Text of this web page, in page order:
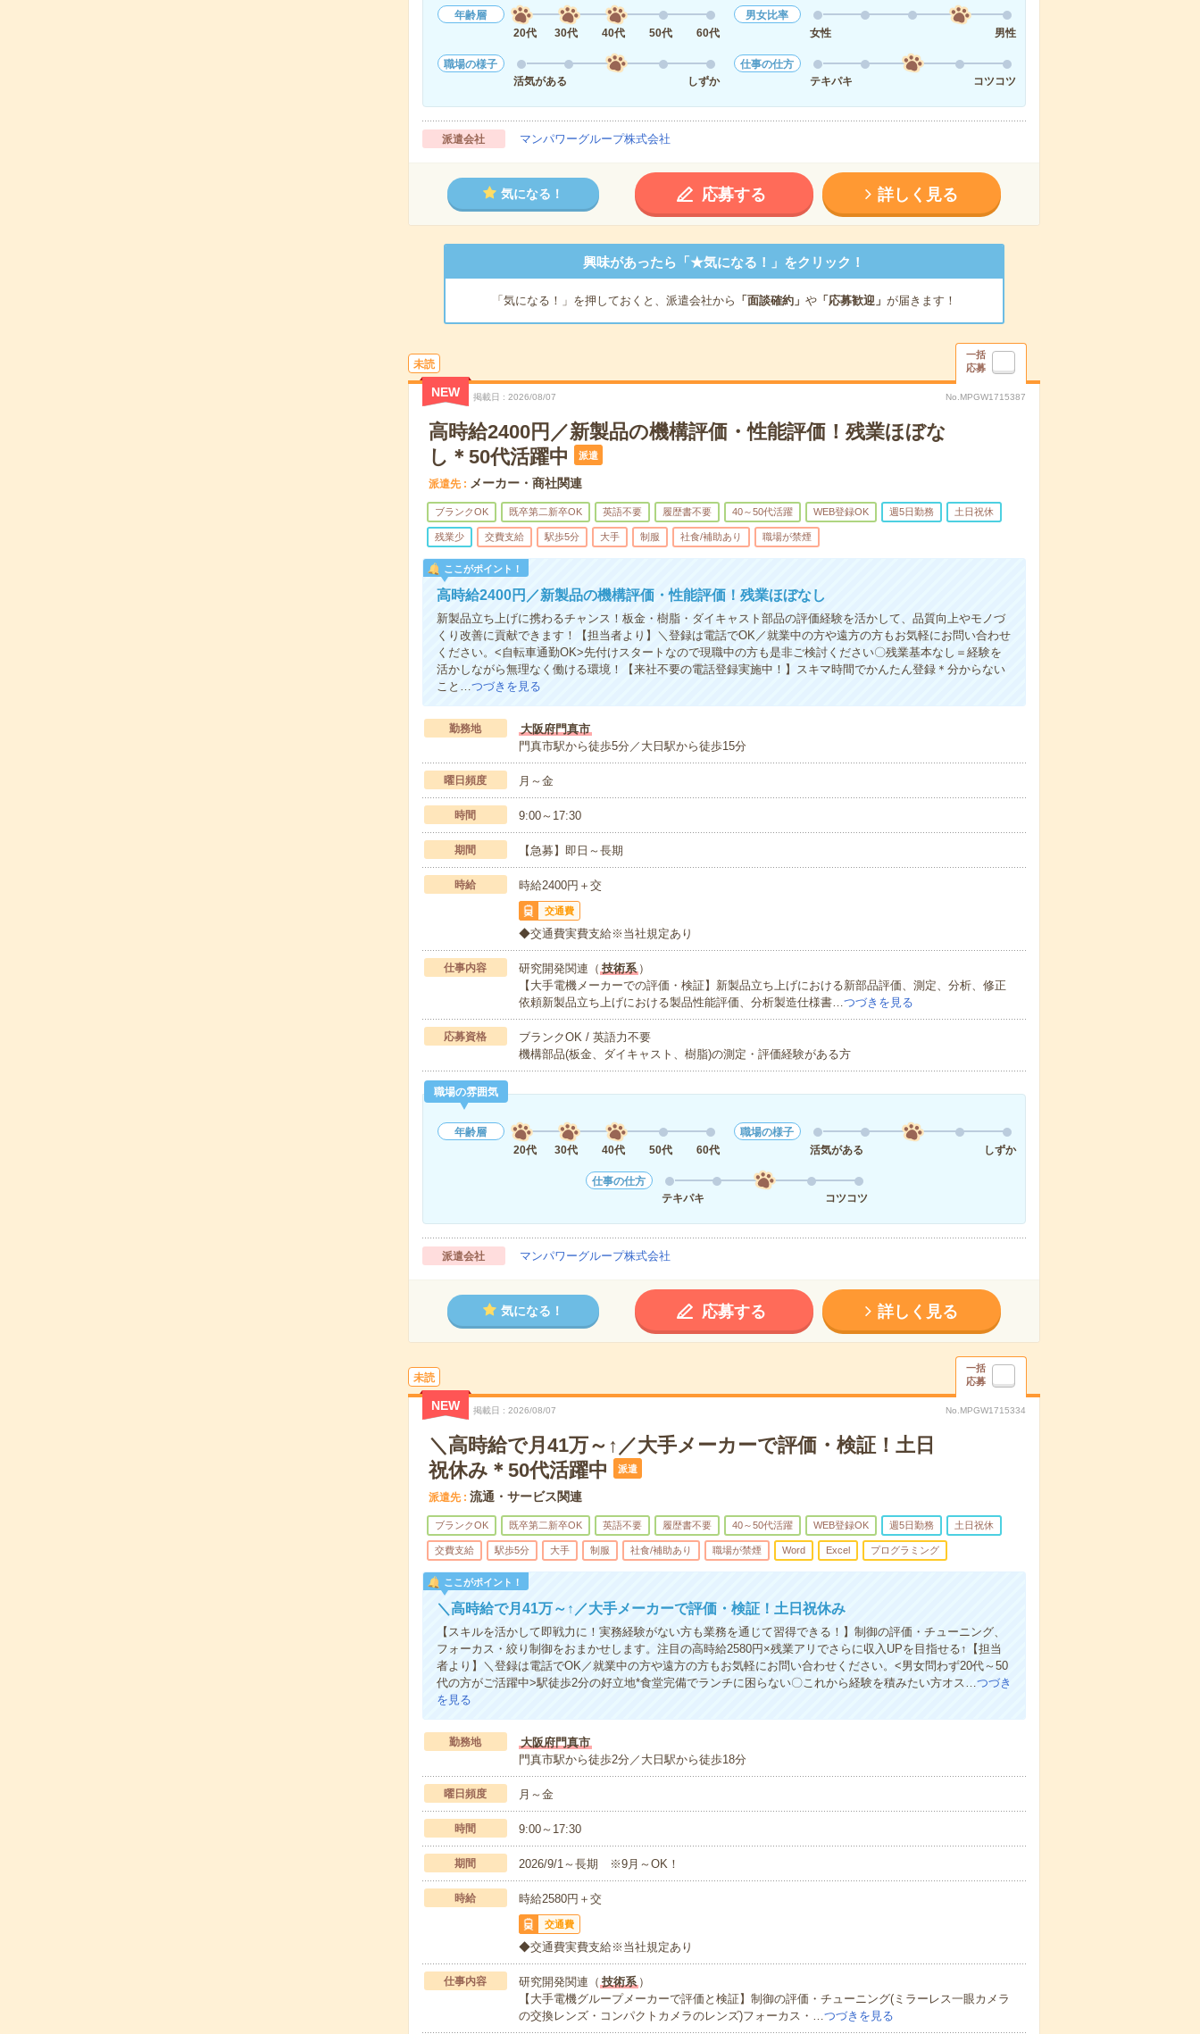
年齢層
20代
30代 40代 50代 60代
男女比率
女性
男性
職場の様子
活気がある
しずか
仕事の仕方
テキパキ
コツコツ
派遣会社 マンパワーグループ株式会社
気になる！ 応募する 詳しく見る
興味があったら「★気になる！」をクリック！
「気になる！」を押しておくと、派遣会社から 「面談確約」 や「応募歓迎」 が届きます！
未読
一括
応募
NEW 掲載日 2026/08/07 No.MPGW1715387
高時給2400円／新製品の機構評価・性能評価！残業ほぼな
し＊50代活躍中
派遣
派遣先 メーカー・商社関連
ブランクOK 既卒第二新卒OK 英語不要 履歴書不要 40～50代活躍 WEB登録OK 週5日勤務 土日祝休
残業少 交費支給 駅歩5分 大手 制服 社食/補助あり 職場が禁煙
ここがポイント！
高時給2400円／新製品の機構評価・性能評価！残業ほぼなし
新製品立ち上げに携わるチャンス！板金・樹脂・ダイキャスト部品の評価経験を活かして、品質向上やモノづ
くり改善に貢献できます！【担当者より】＼登録は電話でOK／就業中の方や遠方の方もお気軽にお問い合わせ
ください。<自転車通勤OK>先付けスタートなので現職中の方も是非ご検討ください〇残業基本なし＝経験を
活かしながら無理なく働ける環境！【来社不要の電話登録実施中！】スキマ時間でかんたん登録＊分からない
こと…つづきを見る
勤務地
大阪府門真市
門真市駅から徒歩5分／大日駅から徒歩15分
曜日頻度 月～金
時間 9:00～17:30
期間 【急募】即日～長期
時給 時給2400円＋交
交通費
◆交通費実費支給※当社規定あり
仕事内容 研究開発関連（ 技術系）
【大手電機メーカーでの評価・検証】新製品立ち上げにおける新部品評価、測定、分析、修正
依頼新製品立ち上げにおける製品性能評価、分析製造仕様書…つづきを見る
応募資格
ブランクOK / 英語力不要
機構部品(板金、ダイキャスト、樹脂)の測定・評価経験がある方
職場の雰囲気
年齢層
20代
30代 40代 50代 60代
職場の様子
活気がある
しずか
仕事の仕方
テキパキ
コツコツ
派遣会社 マンパワーグループ株式会社
気になる！ 応募する 詳しく見る
未読
一括
応募
NEW 掲載日 2026/08/07 No.MPGW1715334
＼高時給で月41万～↑／大手メーカーで評価・検証！土日
祝休み＊50代活躍中
派遣
派遣先 流通・サービス関連
ブランクOK 既卒第二新卒OK 英語不要 履歴書不要 40～50代活躍 WEB登録OK 週5日勤務 土日祝休
交費支給 駅歩5分 大手 制服 社食/補助あり 職場が禁煙 Word Excel プログラミング
ここがポイント！
＼高時給で月41万～↑／大手メーカーで評価・検証！土日祝休み
【スキルを活かして即戦力に！実務経験がない方も業務を通じて習得できる！】制御の評価・チューニング、
フォーカス・絞り制御をおまかせします。注目の高時給2580円×残業アリでさらに収入UPを目指せる↑【担当
者より】＼登録は電話でOK／就業中の方や遠方の方もお気軽にお問い合わせください。<男女問わず20代～50
代の方がご活躍中>駅徒歩2分の好立地*食堂完備でランチに困らない〇これから経験を積みたい方オス…つづき
を見る
勤務地
大阪府門真市
門真市駅から徒歩2分／大日駅から徒歩18分
曜日頻度 月～金
時間 9:00～17:30
期間 2026/9/1～長期 ※9月～OK！
時給 時給2580円＋交
交通費
◆交通費実費支給※当社規定あり
仕事内容 研究開発関連（ 技術系）
【大手電機グループメーカーで評価と検証】制御の評価・チューニング(ミラーレス一眼カメラ
の交換レンズ・コンパクトカメラのレンズ)フォーカス・…つづきを見る